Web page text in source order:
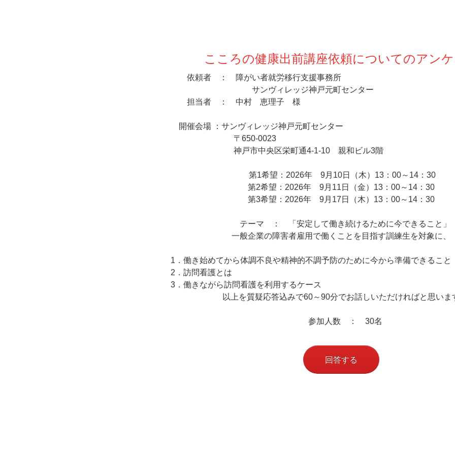
こころの健康出前講座依頼についてのアン
依頼者 ： 障がい者就労移行支援事務所
サンヴィレッジ神戸元町センター
担当者 ： 中村 恵理子 様
開催会場 ：サンヴィレッジ神戸元町センター
〒650‐0023
神戸市中央区栄町通4‐1‐10 親和ビル3階
第1希望：2026年 9月10日（木）13：00～14：30
第2希望： 2026年 9月11日（金）13：00～14：30
第3希望： 2026年 9月17日（木）13：00～14：30
テーマ ： 「安定して働き続けるために今できること」
一般企業の障害者雇用で働くことを目指す訓練生を対象に、
1．働き始めてから体調不良や精神的不調予防のために今から準備できること
2．訪問看護とは
3．働きながら訪問看護を利用するケース
以上を質疑応答込みで60～90分でお話しいただければと思いま
参加人数 ： 30名
回答する